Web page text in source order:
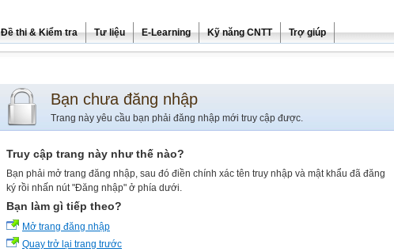
Đề thi & Kiểm tra Tư liệu E-Learning Kỹ năng CNTT Trợ giúp
Bạn chưa đăng nhập
Trang này yêu cầu bạn phải đăng nhập mới truy cập được.
Truy cập trang này như thế nào?
Bạn phải mở trang đăng nhập, sau đó điền chính xác tên truy nhập và mật khẩu đã đăng
ký rồi nhấn nút "Đăng nhập" ở phía dưới.
Bạn làm gì tiếp theo?
Mở trang đăng nhập
Quay trở lại trang trước